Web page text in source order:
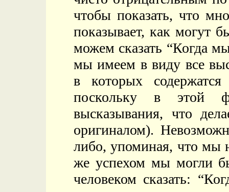
чтобы показать, что
показывает, как могут
можем сказать “Когда
мы имеем в виду все
в которых
поскольку в этой
высказывания, что
оригиналом).
либо, упоминая, что мы
же успехом мы могли
человеком сказать: